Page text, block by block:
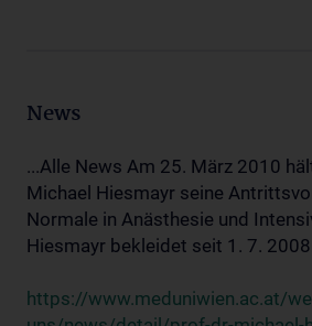
News
...Alle News Am 25. März 2010
Michael Hiesmayr seine
Normale in Anästhesie und
Hiesmayr bekleidet seit 1. 7.
https://www.meduniwien.ac.at/